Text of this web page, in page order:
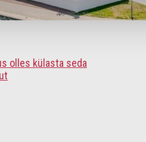
olles külasta seda